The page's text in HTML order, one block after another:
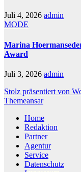
Juli 4, 2026 admin
MODE
Marina
Award
Juli 3, 2026 admin
Stolz präsentiert von
Themeansar
Home
Redaktion
Partner
Agentur
Service
Datenschutz